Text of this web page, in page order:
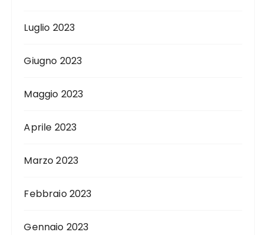
Luglio 2023
Giugno 2023
Maggio 2023
Aprile 2023
Marzo 2023
Febbraio 2023
Gennaio 2023